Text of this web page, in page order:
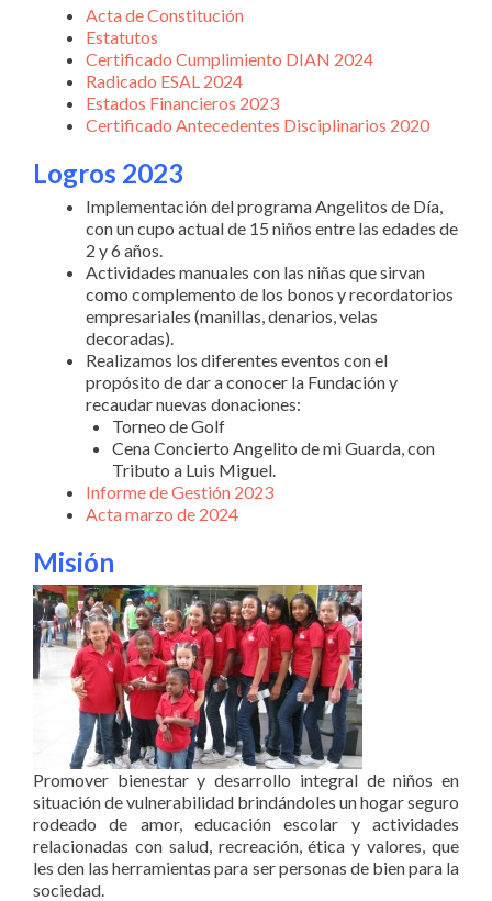
Acta de Constitución
Estatutos
Certificado Cumplimiento DIAN 2024
Radicado ESAL 2024
Estados Financieros 2023
Certificado Antecedentes Disciplinarios 2020
Logros 2023
Implementación del programa Angelitos de Día,
con un cupo actual de 15 niños entre las edades de
2 y 6 años.
Actividades manuales con las niñas que sirvan
como complemento de los bonos y recordatorios
empresariales (manillas, denarios, velas
decoradas).
Realizamos los diferentes eventos con el
propósito de dar a conocer la Fundación y
recaudar nuevas donaciones:
Torneo de Golf
Cena Concierto Angelito de mi Guarda, con
Tributo a Luis Miguel.
Informe de Gestión 2023
Acta marzo de 2024
Misión
Promover bienestar y desarrollo integral de niños en
situación de vulnerabilidad brindándoles un hogar seguro
rodeado de amor, educación escolar y actividades
relacionadas con salud, recreación, ética y valores, que
les den las herramientas para ser personas de bien para la
sociedad.